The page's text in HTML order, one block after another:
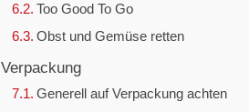
Too Good To Go
Obst und Gemüse retten
Verpackung
Generell auf Verpackung achten